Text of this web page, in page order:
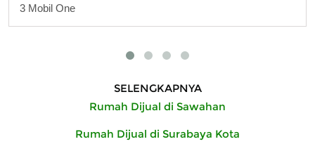
3 Mobil One
SELENGKAPNYA
Rumah Dijual di Sawahan
Rumah Dijual di Surabaya Kota